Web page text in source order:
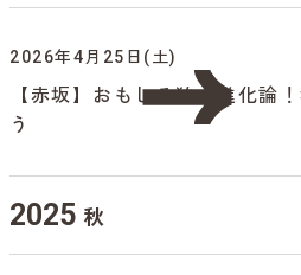
2026年4月25日(土)
【赤坂】おもしろ狛犬進化論
う
2025 秋